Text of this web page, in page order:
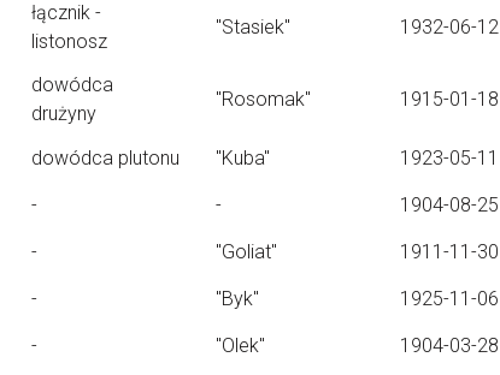
łącznik -
listonosz
"Stasiek" 1932-06-12
dowódca
drużyny
"Rosomak" 1915-01-18
dowódca plutonu "Kuba" 1923-05-11
- - 1904-08-25
- "Goliat" 1911-11-30
- "Byk" 1925-11-06
- "Olek" 1904-03-28